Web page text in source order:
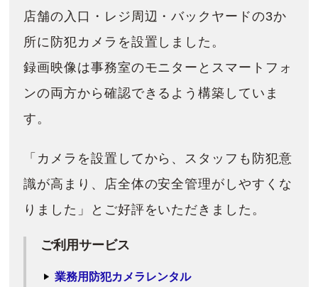
店舗の入口・レジ周辺・バックヤードの3か
所に防犯カメラを設置しました。
録画映像は事務室のモニターとスマートフォ
ンの両方から確認できるよう構築していま
す。
「カメラを設置してから、スタッフも防犯意
識が高まり、店全体の安全管理がしやすくな
りました」とご好評をいただきました。
ご利用サービス
業務用防犯カメラレンタル